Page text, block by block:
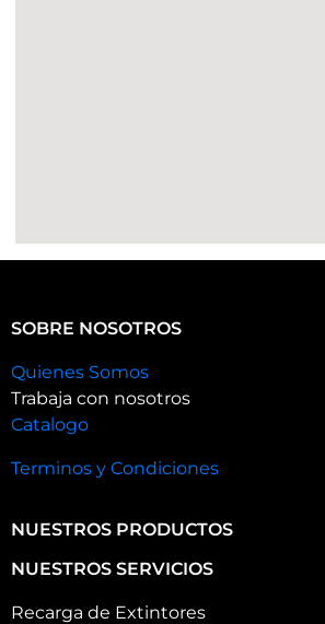
SOBRE NOSOTROS
Quienes Somos
Trabaja con nosotros
Catalogo
Terminos y Condiciones
NUESTROS PRODUCTOS
NUESTROS SERVICIOS
Recarga de Extintores